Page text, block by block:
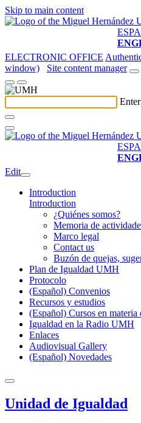
Skip to main content
ELECTRONIC OFFICE
window)
Site content manager
Edit
Introduction
Introduction
¿Quiénes somos?
Memoria de
Marco legal
Contact us
Buzón de quejas,
Plan de Igualdad UMH
Protocolo
(Español) Convenios
Recursos y estudios
(Español) Cursos en materia
Igualdad en la Radio UMH
Enlaces
Audiovisual Gallery
(Español) Novedades
Unidad de Igualdad